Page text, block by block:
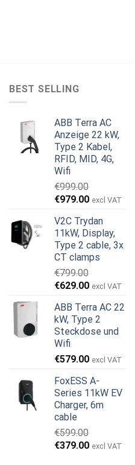
BEST SELLING
ABB Terra AC
Anzeige 22 kW,
Type 2 Kabel,
RFID, MID, 4G,
Wifi
€999.00
Ursprünglicher
war:
€999.00
€979.00Aktueller
ist:
€979.00.
excl VAT
V2C Trydan
11kW, Display,
Type 2 cable, 3x
CT clamps
€799.00
Ursprünglicher
war:
€799.00
€629.00Aktueller
ist:
€629.00.
excl VAT
ABB Terra AC 22
kW, Type 2
Steckdose und
Wifi
€579.00 excl VAT
FoxESS A-
Series 11kW EV
Charger, 6m
cable
€599.00
Ursprünglicher
€379.00Aktueller
excl VAT